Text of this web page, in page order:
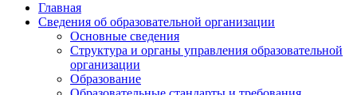
Главная
Сведения об образовательной организации
Основные сведения
Структура и органы управления образовательной
организации
Образование